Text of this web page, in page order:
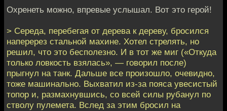
Охренеть можно, впревые услышал. Вот это герой!
> Середа, перебегая от дерева к дереву, бросился
наперерез стальной махине. Хотел стрелять, но
решил, что это бесполезно. И в тот же миг («Откуда
только ловкость взялась», — говорил после)
прыгнул на танк. Дальше все произошло, очевидно,
тоже машинально. Выхватил из-за пояса увесистый
топор и, размахнувшись, со всей силы рубанул по
стволу пулемета. Вслед за этим бросил на